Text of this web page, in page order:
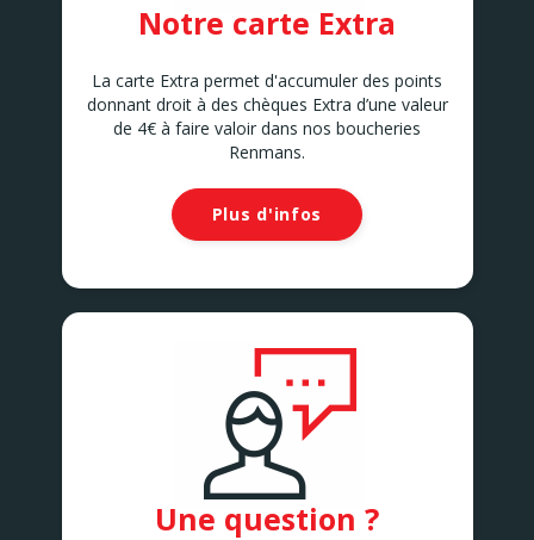
Notre carte Extra
La carte Extra permet d'accumuler des points
donnant droit à des chèques Extra d’une valeur
de 4€ à faire valoir dans nos boucheries
Renmans.
Plus d'infos
Une question ?